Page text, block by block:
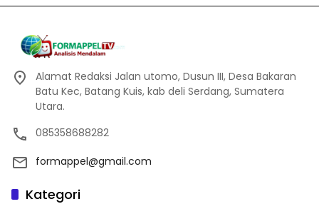
Alamat Redaksi Jalan utomo, Dusun III, Desa Bakaran
Batu Kec, Batang Kuis, kab deli Serdang, Sumatera
Utara.
085358688282
formappel@gmail.com
Kategori